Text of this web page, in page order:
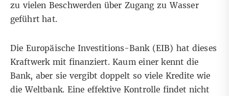
zu vielen Beschwerden über Zugang zu Wasser
geführt hat.
Die Europäische Investitions-Bank (EIB) hat dieses
Kraftwerk mit finanziert. Kaum einer kennt die
Bank, aber sie vergibt doppelt so viele Kredite wie
die Weltbank. Eine effektive Kontrolle findet nicht